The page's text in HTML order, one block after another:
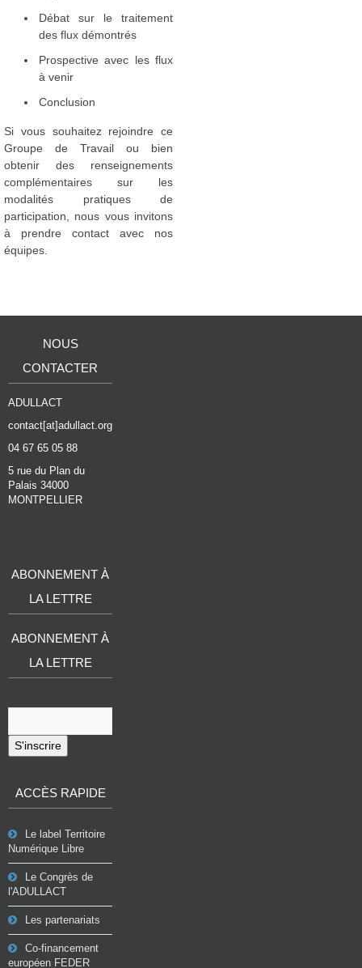
Débat sur le traitement
des flux démontrés
Prospective avec les flux
à venir
Conclusion
Si vous souhaitez rejoindre ce
Groupe de Travail ou bien
obtenir des renseignements
complémentaires sur les
modalités pratiques de
participation, nous vous invitons
à prendre contact avec nos
équipes.
NOUS
CONTACTER
ADULLACT
contact[at]adullact.org
04 67 65 05 88
5 rue du Plan du
Palais 34000
MONTPELLIER
ABONNEMENT À
LA LETTRE
ABONNEMENT À
LA LETTRE
S'inscrire
ACCÈS RAPIDE
Le label Territoire
Numérique Libre
Le Congrès de
l'ADULLACT
Les partenariats
Co-financement
européen FEDER